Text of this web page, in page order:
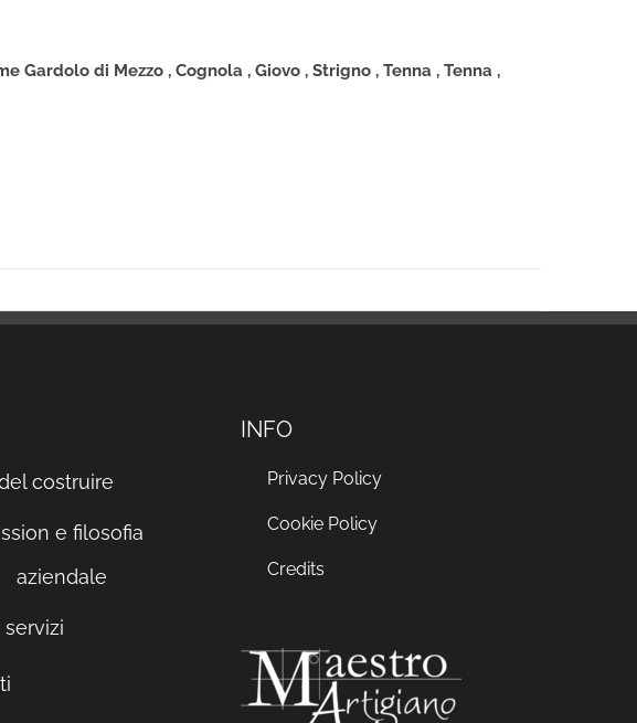
Gardolo di Mezzo , Cognola , Giovo , Strigno , Tenna , Tenna ,
del costruire
e filosofia
aziendale
servizi
INFO
Privacy Policy
Cookie Policy
Credits